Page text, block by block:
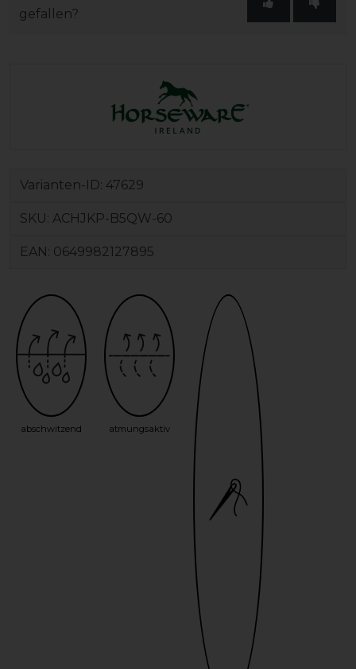
gefallen?
Varianten-ID: 47629
SKU: ACHJKP-B5QW-60
EAN: 0649982127895
abschwitzend atmungsaktiv